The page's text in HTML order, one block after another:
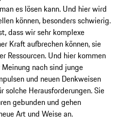
es lösen kann. Und hier wird
können, besonders schwierig.
dass wir sehr komplexe
Kraft aufbrechen können, sie
Ressourcen. Und hier kommen
nach sind junge
und neuen Denkweisen
Herausforderungen. Sie
gebunden und gehen
Art und Weise an.